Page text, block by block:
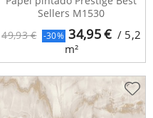
49,93 € -30% 34,95€ / 5,2
m²
Sellers M1530